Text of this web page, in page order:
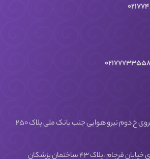
تهران.خ پیروزی روبروی خ دوم نیرو هوایی جنب بانک ملی پلاک ۲۵۰
چهارراه اشراق ابتدای خیابان فرجام ،پلاک ۴۳ ساختمان پزشکان